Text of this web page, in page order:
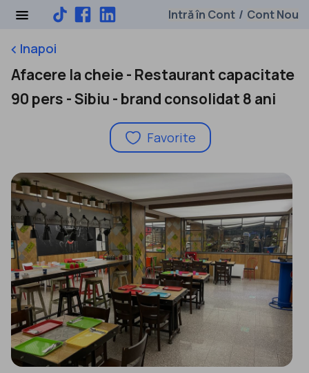
Intră în Cont / Cont Nou
keyboard_arrow_leftInapoi
Afacere la cheie - Restaurant capacitate
90 pers - Sibiu - brand consolidat 8 ani
Favorite